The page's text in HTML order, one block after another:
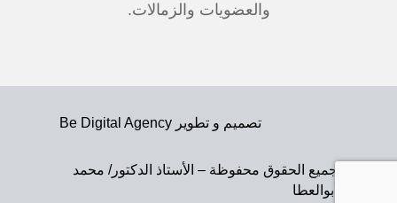
والعضويات والزمالات.
Be Digital Agency تصميم و تطوير
جميع الحقوق محفوظة – الأستاذ الدكتور/ محمد
أبوالعطا